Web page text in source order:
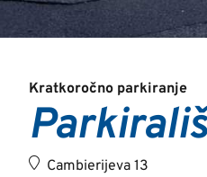
Kratkoročno parkiranje
Cambierijeva 13